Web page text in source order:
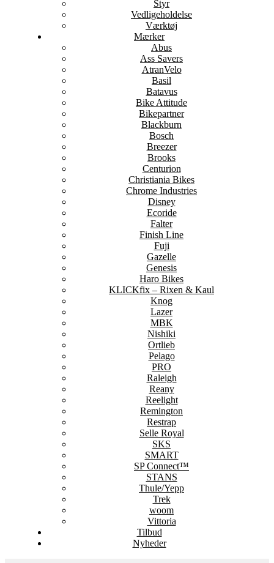
Styr
Vedligeholdelse
Værktøj
Mærker
Abus
Ass Savers
AtranVelo
Basil
Batavus
Bike Attitude
Bikepartner
Blackburn
Bosch
Breezer
Brooks
Centurion
Christiania Bikes
Chrome Industries
Disney
Ecoride
Falter
Finish Line
Fuji
Gazelle
Genesis
Haro Bikes
KLICKfix – Rixen & Kaul
Knog
Lazer
MBK
Nishiki
Ortlieb
Pelago
PRO
Raleigh
Reany
Reelight
Remington
Restrap
Selle Royal
SKS
SMART
SP Connect™
STANS
Thule/Yepp
Trek
woom
Vittoria
Tilbud
Nyheder